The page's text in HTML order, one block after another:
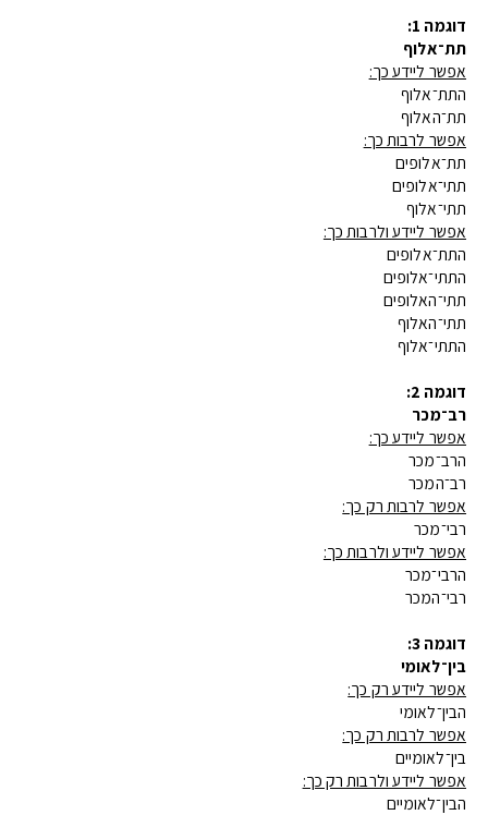
דוגמה 1:
תת־אלוף
אפשר ליידע כך:
התת־אלוף
תת־האלוף
אפשר לרבות כך:
תת־אלופים
תתי־אלופים
תתי־אלוף
אפשר ליידע ולרבות כך:
התת־אלופים
התתי־אלופים
תתי־האלופים
תתי־האלוף
התתי־אלוף
דוגמה 2:
רב־מכר
אפשר ליידע כך:
הרב־מכר
רב־המכר
אפשר לרבות רק כך:
רבי־מכר
אפשר ליידע ולרבות כך:
הרבי־מכר
רבי־המכר
דוגמה 3:
בין־לאומי
אפשר ליידע רק כך:
הבין־לאומי
אפשר לרבות רק כך:
בין־לאומיים
אפשר ליידע ולרבות רק כך:
הבין־לאומיים